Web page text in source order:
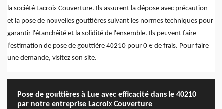
la société Lacroix Couverture. Ils assurent la dépose avec précaution
et la pose de nouvelles gouttières suivant les normes techniques pour
garantir l'étanchéité et la solidité de l'ensemble. Ils peuvent faire
l’estimation de pose de gouttière 40210 pour 0 € de frais. Pour faire
une demande, visitez son site.
Pose de gouttières à Lue avec efficacité dans le 40210
par notre entreprise Lacroix Couverture